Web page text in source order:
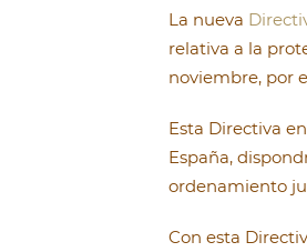
La nueva
relativa a la
noviembre, por
Esta Directiva
España,
ordenamiento
Con esta